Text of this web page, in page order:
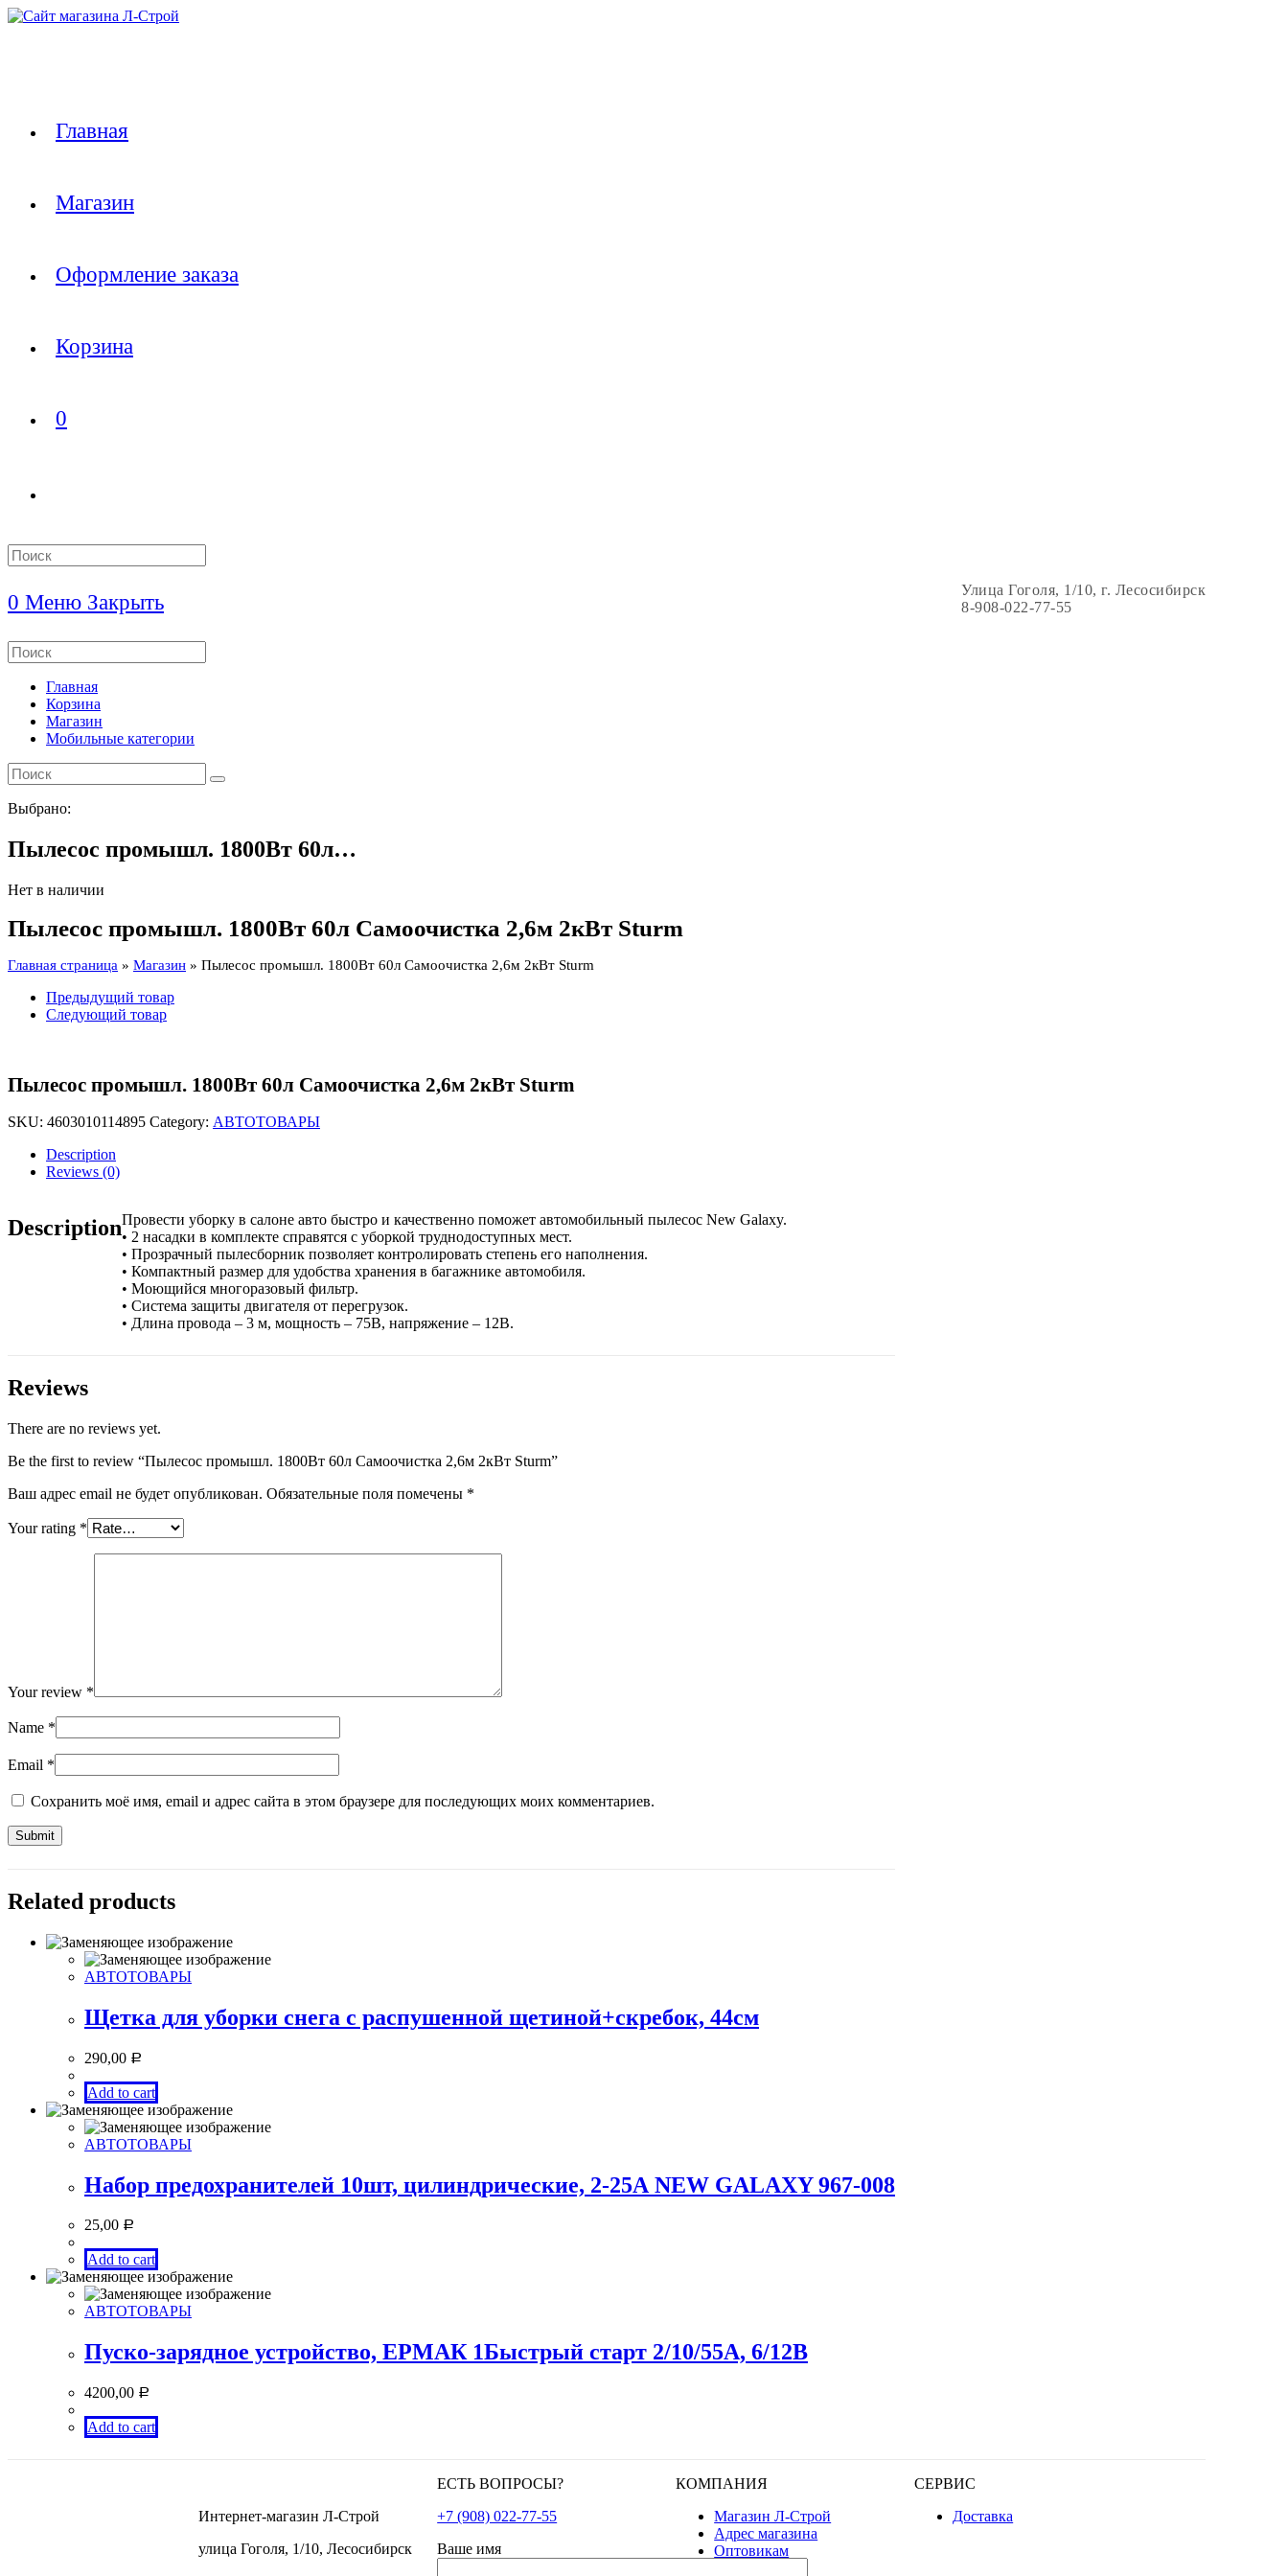
Перейти
Главная
Магазин
Оформление заказа
Корзина
0
Search
this
Улица Гоголя, 1/10, г. Лесосибирск
8-908-022-77-55
0 Меню Закрыть
Search
this
websiteГлавная
Корзина
Магазин
Мобильные категории
Выбрано:
Пылесос промышл. 1800Вт 60л…
Нет в наличии
Пылесос промышл. 1800Вт 60л Самоочистка 2,6м 2кВт Sturm
Главная страница » Магазин » Пылесос промышл. 1800Вт 60л Самоочистка 2,6м 2кВт Sturm
Предыдущий товар
Следующий товар
Пылесос промышл. 1800Вт 60л Самоочистка 2,6м 2кВт Sturm
SKU: 4603010114895 Category: АВТОТОВАРЫ
Description
Reviews (0)
DescriptionПровести уборку в салоне авто быстро и качественно поможет автомобильный пылесос New Galaxy.
• 2 насадки в комплекте справятся с уборкой труднодоступных мест.
• Прозрачный пылесборник позволяет контролировать степень его наполнения.
• Компактный размер для удобства хранения в багажнике автомобиля.
• Моющийся многоразовый фильтр.
• Система защиты двигателя от перегрузок.
• Длина провода – 3 м, мощность – 75В, напряжение – 12В.
Reviews
There are no reviews yet.
Be the first to review “Пылесос промышл. 1800Вт 60л Самоочистка 2,6м 2кВт Sturm”
Ваш адрес email не будет опубликован. Обязательные поля помечены *
Your rating *
Your review *
Name *
Email *
Сохранить моё имя, email и адрес сайта в этом браузере для последующих моих комментариев.
Related products
АВТОТОВАРЫ
Щетка для уборки снега с распушенной щетиной+скребок, 44см
290,00 Р
Add to cart
АВТОТОВАРЫ
Набор предохранителей 10шт, цилиндрические, 2-25А NEW GALAXY 967-008
25,00 Р
Add to cart
АВТОТОВАРЫ
Пуско-зарядное устройство, ЕРМАК 1Быстрый старт 2/10/55А, 6/12В
4200,00 Р
Add to cart
Интернет-магазин Л-Строй
улица Гоголя, 1/10, Лесосибирск
ЕСТЬ ВОПРОСЫ?
+7 (908) 022-77-55
Ваше имя
КОМПАНИЯ
Магазин Л-Строй
Адрес магазина
Оптовикам
СЕРВИС
Доставка